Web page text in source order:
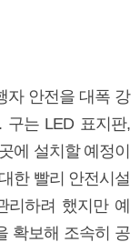
자 안전을 대폭 강
구는 LED 표지판,
에 설치할 예정이
한 빨리 안전시설
리하려 했지만 예
확보해 조속히 공